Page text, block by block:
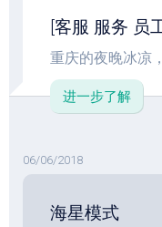
[客服 服务 员
重庆的夜晚冰凉
进一步了解
06/06/2018
海星模式